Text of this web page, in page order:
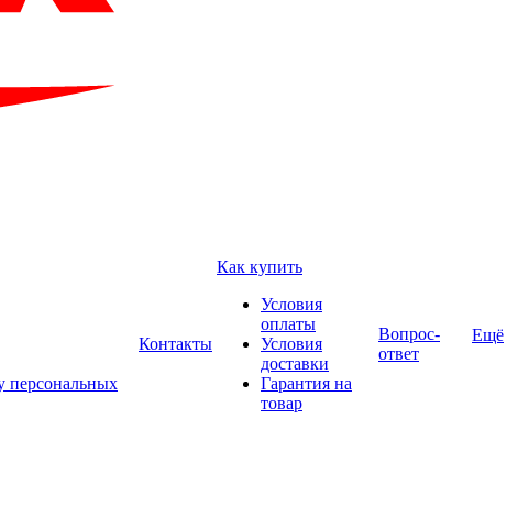
персональных
Контакты
Как купить
Условия
оплаты
Условия
доставки
Гарантия на
товар
Вопрос-
ответ
Ещё